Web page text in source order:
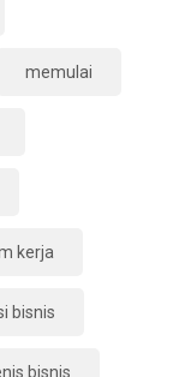
memulai
kerja
bisnis
bisnis